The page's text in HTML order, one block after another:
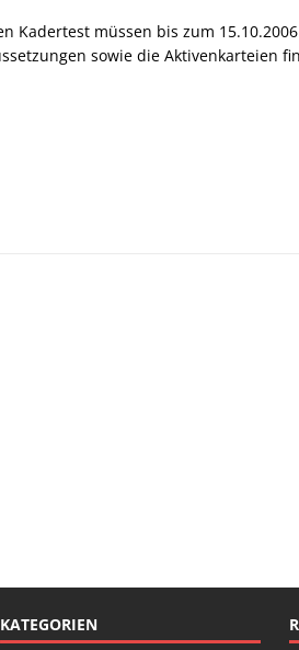
Kadertest müssen bis zum
sowie die Aktivenkarteien
KATEGORIEN